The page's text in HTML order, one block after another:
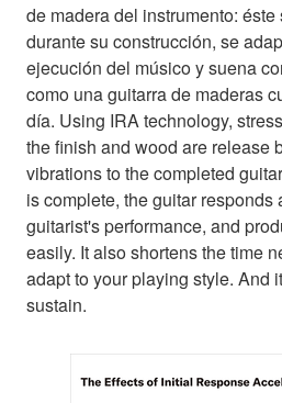
de madera del instrumento:
durante su construcción, se
ejecución del músico y suena
como una guitarra de maderas
día. Using IRA technology,
the finish and wood are release
vibrations to the completed
is complete, the guitar responds
guitarist's performance, and
easily. It also shortens the time
adapt to your playing style. And
sustain.